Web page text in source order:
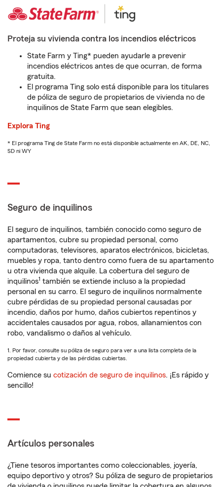
Proteja su vivienda contra los incendios eléctricos
State Farm y Ting* pueden ayudarle a prevenir
incendios eléctricos antes de que ocurran, de forma
gratuita.
El programa Ting solo está disponible para los titulares
de póliza de seguro de propietarios de vivienda no de
inquilinos de State Farm que sean elegibles.
Explora Ting
* El programa Ting de State Farm no está disponible actualmente en AK, DE, NC,
SD ni WY
Seguro de inquilinos
El seguro de inquilinos, también conocido como seguro de
apartamentos, cubre su propiedad personal, como
computadoras, televisores, aparatos electrónicos, bicicletas,
muebles y ropa, tanto dentro como fuera de su apartamento
u otra vivienda que alquile. La cobertura del seguro de
inquilinos1 también se extiende incluso a la propiedad
personal en su carro. El seguro de inquilinos normalmente
cubre pérdidas de su propiedad personal causadas por
incendio, daños por humo, daños cubiertos repentinos y
accidentales causados por agua, robos, allanamientos con
robo, vandalismo o daños al vehículo.
1. Por favor, consulte su póliza de seguro para ver a una lista completa de la
propiedad cubierta y de las pérdidas cubiertas.
Comience su cotización de seguro de inquilinos. ¡Es rápido y
sencillo!
Artículos personales
¿Tiene tesoros importantes como coleccionables, joyería,
equipo deportivo y otros? Su póliza de seguro de propietarios